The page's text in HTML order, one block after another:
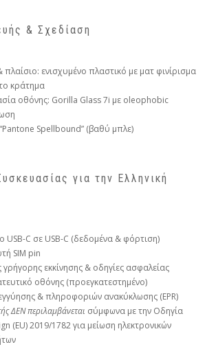
& Σχεδίαση
πλαίσιο: ενισχυμένο πλαστικό με ματ φινίρισμα
κράτημα
οθόνης: Gorilla Glass 7i με oleophobic
Spellbound” (βαθύ μπλε)
για την Ελληνική
USB-C σε USB-C (δεδομένα & φόρτιση)
SIM pin
εκκίνησης & οδηγίες ασφαλείας
οθόνης (προεγκατεστημένο)
& πληροφοριών ανακύκλωσης (EPR)
ΔΕΝ περιλαμβάνεται σύμφωνα με την Οδηγία
(EU) 2019/1782 για μείωση ηλεκτρονικών